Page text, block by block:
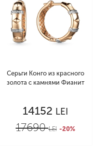
Серьги Конго из красного
золота с камнями Фианит
14152 LEI
17690LEI -20%